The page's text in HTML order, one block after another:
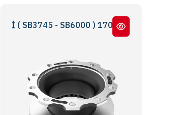
- 0300224093 - MBR5061 - MBR5180
- SB6000 ) 170 LİK DAR BOĞAZ - 170